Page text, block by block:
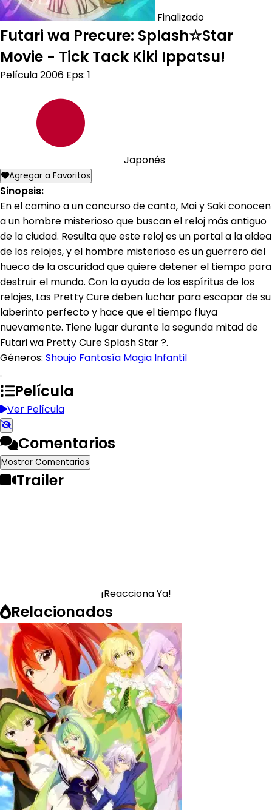
Finalizado
Futari wa Precure: Splash☆Star
Movie - Tick Tack Kiki Ippatsu!
Película2006 Eps: 1
Japonés
Agregar a Favoritos
Sinopsis:
En el camino a un concurso de canto, Mai y Saki conocen
a un hombre misterioso que buscan el reloj más antiguo
de la ciudad. Resulta que este reloj es un portal a la aldea
de los relojes, y el hombre misterioso es un guerrero del
hueco de la oscuridad que quiere detener el tiempo para
destruir el mundo. Con la ayuda de los espíritus de los
relojes, Las Pretty Cure deben luchar para escapar de su
laberinto perfecto y hace que el tiempo fluya
nuevamente. Tiene lugar durante la segunda mitad de
Futari wa Pretty Cure Splash Star ?.
Géneros: Shoujo Fantasía Magia Infantil
Película
Ver Película
Comentarios
Mostrar Comentarios
Trailer
¡Reacciona Ya!
Relacionados